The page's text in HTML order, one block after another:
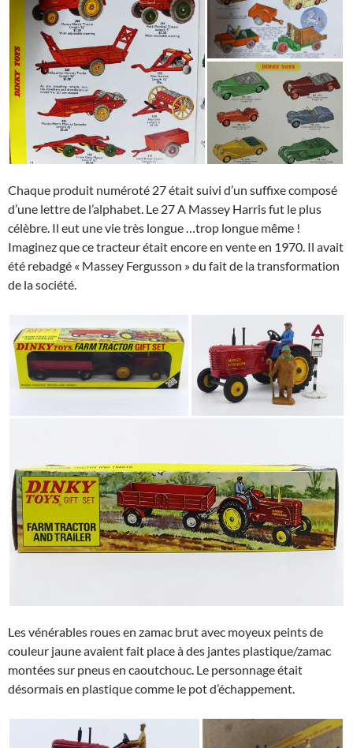
Chaque produit numéroté 27 était suivi d’un suffixe composé
d’une lettre de l’alphabet. Le 27 A Massey Harris fut le plus
célèbre. Il eut une vie très longue …trop longue même !
Imaginez que ce tracteur était encore en vente en 1970. Il avait
été rebadgé « Massey Fergusson » du fait de la transformation
de la société.
Les vénérables roues en zamac brut avec moyeux peints de
couleur jaune avaient fait place à des jantes plastique/zamac
montées sur pneus en caoutchouc. Le personnage était
désormais en plastique comme le pot d’échappement.